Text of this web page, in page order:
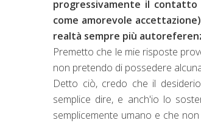
progressivamente il
come amorevole
realtà sempre più
Premetto che le mie risposte
non pretendo di possedere
Detto ciò, credo che il
semplice dire, e anch'io lo
semplicemente umano e che